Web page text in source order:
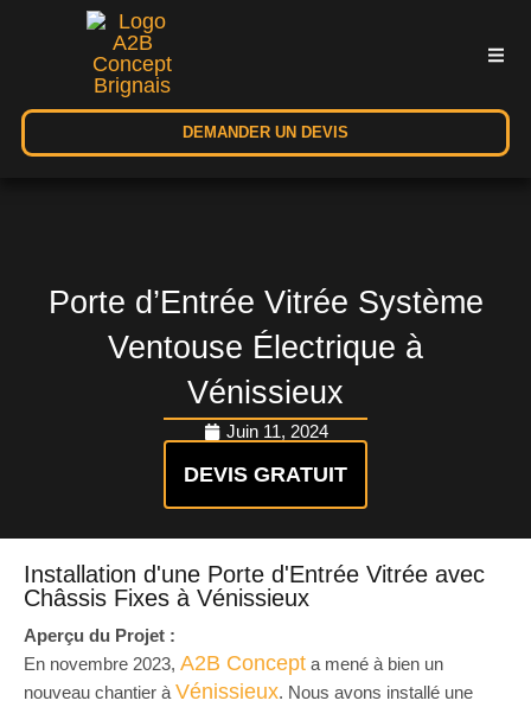
DEMANDER UN DEVIS
Porte d’Entrée Vitrée Système
Ventouse Électrique à
Vénissieux
Juin 11, 2024
DEVIS GRATUIT
Installation d'une Porte d'Entrée Vitrée avec
Châssis Fixes à Vénissieux
Aperçu du Projet :
En novembre 2023, A2B Concept a mené à bien un
nouveau chantier à Vénissieux. Nous avons installé une